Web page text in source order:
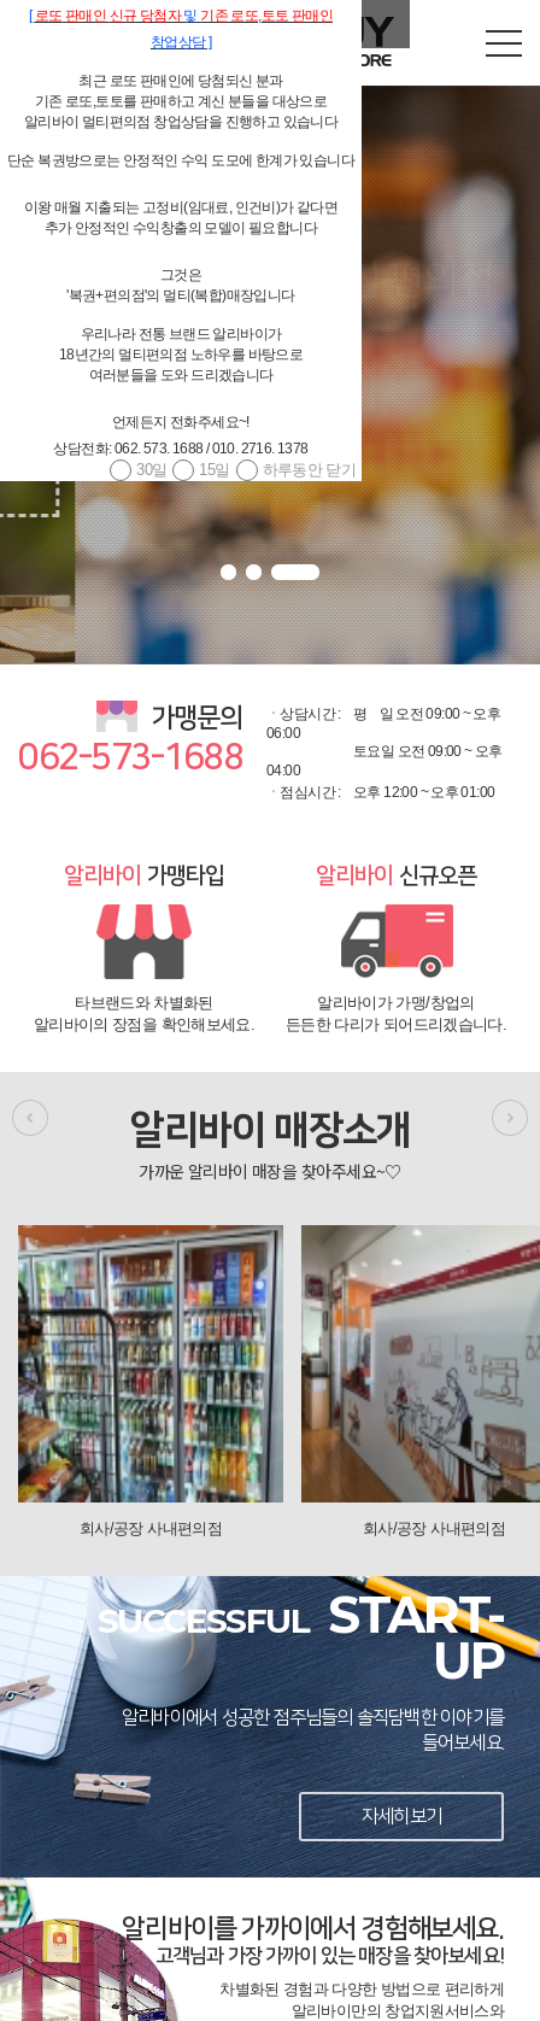
독립형 개인 편의점
알리바이 물류시스템 지원
가맹문의
062-573-1688
ㆍ상담시간 : 평
일 오전 09:00 ~ 오후
06:00
토요일 오전 09:00 ~ 오후
04:00
ㆍ점심시간 :
오후 12:00 ~ 오후 01:00
알리바이 가맹타입
타브랜드와 차별화된
알리바이의 장점을 확인해보세요.
알리바이 신규오픈
알리바이가 가맹/창업의
든든한 다리가 되어드리겠습니다.
알리바이 매장소개
회사/공장 사내편의점 회사/공장 사
SUCCESSFUL START-
UP
알리바이에서 성공한 점주님들의 솔직담백한 이야기를
들어보세요.
자세히보기
알리바이를 가까이에서 경험해보세요.
고객님과 가장 가까이 있는 매장을 찾아보세요!
차별화된 경험과 다양한 방법으로 편리하게
알리바이만의 창업지원서비스와
[로또 판매인 신규 당첨자및 기존 로또,토토 판매인
창업상담]
최근 로또 판매인에 당첨되신 분과
기존 로또,토토를 판매하고 계신 분들을 대상으로
알리바이 멀티편의점 창업상담을 진행하고 있습니다
단순 복권방으로는 안정적인 수익 도모에 한계가 있습니다
이왕 매월 지출되는 고정비(임대료, 인건비)가 같다면
추가 안정적인 수익창출의 모델이 필요합니다
그것은
'복권+편의점'의 멀티(복합)매장입니다
우리나라 전통 브랜드 알리바이가
18년간의 멀티편의점 노하우를 바탕으로
여러분들을 도와 드리겠습니다
언제든지 전화주세요~!
상담전화: 062. 573. 1688 / 010. 2716. 1378
하루동안 닫기
15일
30일